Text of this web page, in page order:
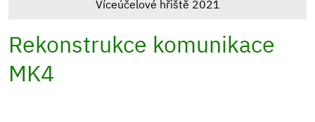
Víceúčelové hřiště 2021
Rekonstrukce komunikace
MK4